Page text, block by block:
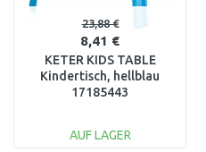
23,88 €
8,41 €
KETER KIDS TABLE
Kindertisch, hellblau
17185443
AUF LAGER